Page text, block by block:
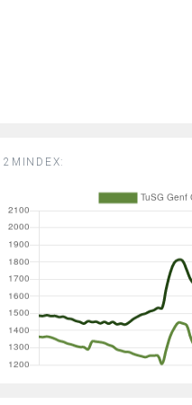
2MINDEX: